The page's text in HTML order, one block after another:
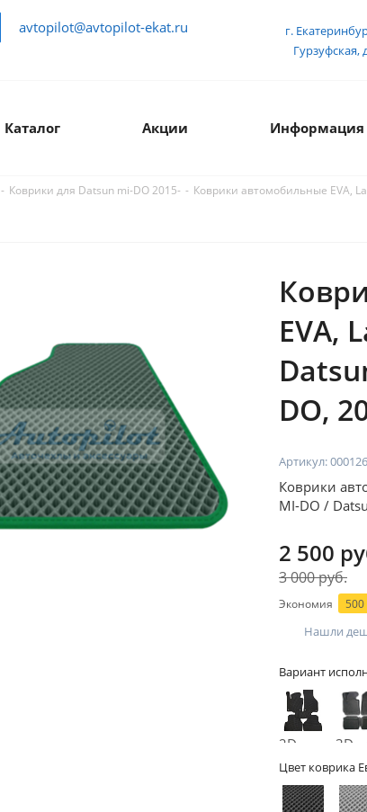
avtopilot@avtopilot-ekat.ru
г.
Гурзуфская,
Каталог Акции Информация
- Коврики для Datsun mi-DO 2015- - Коврики автомобильные EVA,
EVA,
DO,
Артикул:
Коврики
MI-DO /
2 500
3 000 руб.
Экономия 500
Нашли
Вариант
2D -
без
бортов
3D -
Цвет коврика